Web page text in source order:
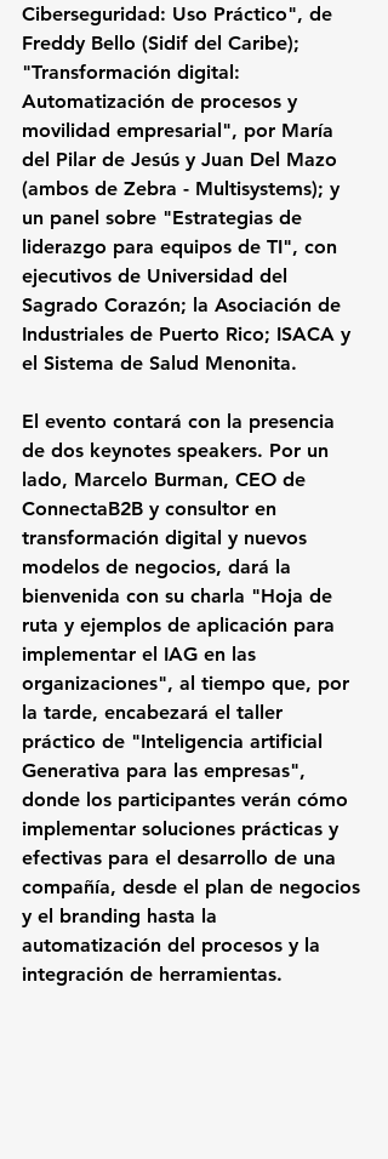
Ciberseguridad: Uso Práctico", de
Freddy Bello (Sidif del Caribe);
"Transformación digital:
Automatización de procesos y
movilidad empresarial", por María
del Pilar de Jesús y Juan Del Mazo
(ambos de Zebra - Multisystems); y
un panel sobre "Estrategias de
liderazgo para equipos de TI", con
ejecutivos de Universidad del
Sagrado Corazón; la Asociación de
Industriales de Puerto Rico; ISACA y
el Sistema de Salud Menonita.
El evento contará con la presencia
de dos keynotes speakers. Por un
lado, Marcelo Burman, CEO de
ConnectaB2B y consultor en
transformación digital y nuevos
modelos de negocios, dará la
bienvenida con su charla "Hoja de
ruta y ejemplos de aplicación para
implementar el IAG en las
organizaciones", al tiempo que, por
la tarde, encabezará el taller
práctico de "Inteligencia artificial
Generativa para las empresas",
donde los participantes verán cómo
implementar soluciones prácticas y
efectivas para el desarrollo de una
compañía, desde el plan de negocios
y el branding hasta la
automatización del procesos y la
integración de herramientas.